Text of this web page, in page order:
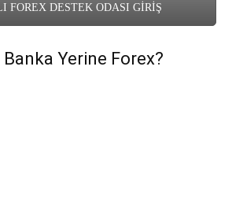
FOREX DESTEK ODASI GİRİŞ
Yerine Forex?